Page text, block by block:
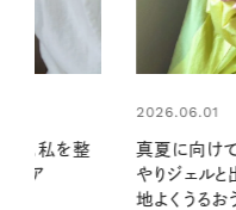
が香るひん
い季節に心
2026.07.24
夏の髪と心が
る【大人気の
1本で汗ばむ